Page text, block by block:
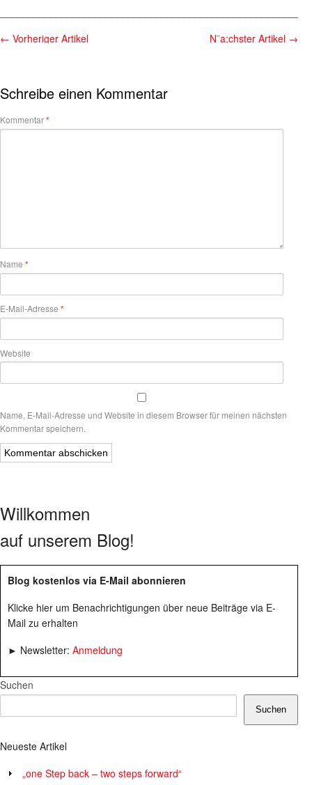
← Vorheriger Artikel N¨a;chster Artikel →
Schreibe einen Kommentar
Kommentar*
Name *
E-Mail-Adresse *
Website
Name, E-Mail-Adresse und Website in diesem Browser für meinen nächsten
Kommentar speichern.
Willkommen
auf unserem Blog!
Blog kostenlos via E-Mail abonnieren
Klicke hier um Benachrichtigungen über neue Beiträge via E-
Mail zu erhalten
► Newsletter: Anmeldung
Suchen
Suchen
Neueste Artikel
„one Step back – two steps forward“